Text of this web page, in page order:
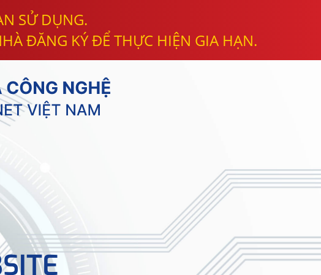
SỬ DỤNG.
ĐĂNG KÝ ĐỂ THỰC HIỆN GIA HẠN.